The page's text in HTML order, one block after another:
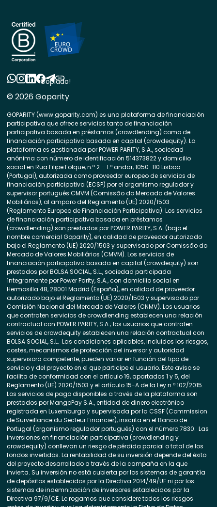
© 2026 Goparity
GOPARITY (www.goparity.com) es una plataforma de financiación
participativa que ofrece servicios tanto de financiación
participativa basada en préstamos (crowdlending) como de
financiación participativa basada en capital (crowdequity). La
plataforma es gestionada por POWER PARITY, S.A., sociedad
anónima con número de identificación 514373822 y domicilio
social en Rua Filipe Folque, n.º 2 – 1.º andar, 1050-110 Lisboa
(Portugal), autorizada como proveedor europeo de servicios de
financiación participativa (ECSP) por el organismo regulador y
supervisor portugués CMVM (Comissão do Mercado de Valores
Mobiliários), al amparo del Reglamento (UE) 2020/1503
(Reglamento Europeo de Financiación Participativa). Los servicios
de financiación participativa basada en préstamos
(crowdlending) son prestados por POWER PARITY, S.A. (bajo el
nombre comercial Goparity), en calidad de proveedor autorizado
bajo el Reglamento (UE) 2020/1503 y supervisado por Comissão do
Mercado de Valores Mobiliários (CMVM). Los servicios de
financiación participativa basada en capital (crowdequity) son
prestados por BOLSA SOCIAL, S.L., sociedad participada
íntegramente por Power Parity, S.A., con domicilio social en
Hermosilla 48, 28001 Madrid (España), en calidad de proveedor
autorizado bajo el Reglamento (UE) 2020/1503 y supervisado por
Comisión Nacional del Mercado de Valores (CNMV). Los usuarios
que contraten servicios de crowdlending establecen una relación
contractual con POWER PARITY, S.A.; los usuarios que contraten
servicios de crowdequity establecen una relación contractual con
BOLSA SOCIAL, S.L. Las condiciones aplicables, incluidos los riesgos,
costes, mecanismos de protección del inversor y autoridad
supervisora competente, pueden variar en función del tipo de
servicio y del proyecto en el que participe el usuario. Este aviso se
facilita de conformidad con el artículo 19, apartados 1 y 5, del
Reglamento (UE) 2020/1503 y el artículo 15-A de la Ley n.º 102/2015.
Los servicios de pago disponibles a través de la plataforma son
prestados por MangoPay S.A., entidad de dinero electrónico
registrada en Luxemburgo y supervisada por la CSSF (Commission
de Surveillance du Secteur Financier), inscrita en el Banco de
Portugal (organismo regulador portugués) con el número 7830. Las
inversiones en financiación participativa (crowdlending y
crowdequity) conllevan un riesgo de pérdida parcial o total de los
fondos invertidos. La rentabilidad de su inversión depende del éxito
del proyecto desarrollado a través de la campaña en la que
invierta. Su inversión no está cubierta por los sistemas de garantía
de depósitos establecidos por la Directiva 2014/49/UE ni por los
sistemas de indemnización de inversores establecidos por la
Directiva 97/9/CE. Le rogamos que considere todos los riesgos
Copiado!